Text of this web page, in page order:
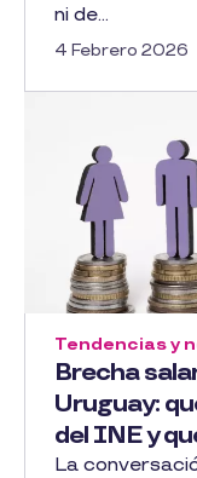
ni de...
4 Febrero 2026
Brecha
Uruguay:
del INE y
Tendencias y
La